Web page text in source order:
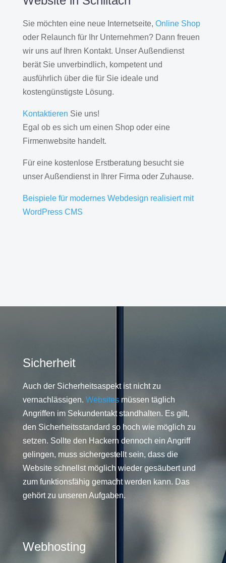
Sie möchten eine neue Internetseite, Online Shop
oder Relaunch für Ihr Unternehmen? Dann freuen
wir uns auf Ihren Kontakt. Unser Außendienst
berät Sie unverbindlich, kompetent und
ausführlich über die für Sie ideale und
kostengünstigste Lösung.
Kontaktieren Sie uns!
Egal ob es sich um einen Shop oder eine
Firmenwebsite handelt.
Für eine kostenlose Erstberatung besucht sie
unser Außendienst in Ihrer Firma oder Zuhause.
Beispiele für modernes Webdesign realisiert mit
WordPress CMS
Sicherheit
Auch der Sicherheitsaspekt ist nicht zu
vernachlässigen. Websitesmüssen täglich
Angriffen im Sekundentakt standhalten. Es gilt,
den Sicherheitsstandard so hoch wie möglich zu
setzen. Sollte den Hackern dennoch ein Angriff
gelingen, muss sichergestellt sein, dass die
Website schnellst möglich wieder gesäubert und
zum funktionsfähig gemacht werden kann. Das
gehört zu unseren Aufgaben.
Webhosting